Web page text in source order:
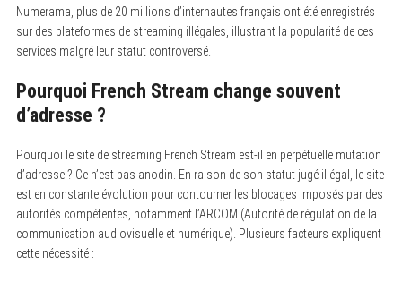
Numerama, plus de 20 millions d’internautes français ont été enregistrés
sur des plateformes de streaming illégales, illustrant la popularité de ces
services malgré leur statut controversé.
Pourquoi French Stream change souvent
d’adresse ?
Pourquoi le site de streaming French Stream est-il en perpétuelle mutation
d’adresse ? Ce n’est pas anodin. En raison de son statut jugé illégal, le site
est en constante évolution pour contourner les blocages imposés par des
autorités compétentes, notamment l’ARCOM (Autorité de régulation de la
communication audiovisuelle et numérique). Plusieurs facteurs expliquent
cette nécessité :